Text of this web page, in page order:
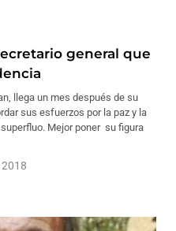
general que
llega un mes después de su
sus esfuerzos por la paz y la
Mejor poner su figura